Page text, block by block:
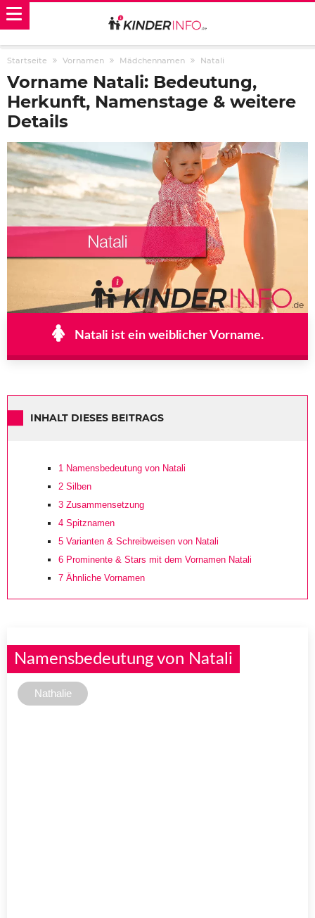
Startseite Vornamen Mädchennamen Natali
Vorname Natali: Bedeutung,
Herkunft, Namenstage & weitere
Details
Natali ist ein weiblicher Vorname.
INHALT DIESES BEITRAGS
1 Namensbedeutung von Natali
2 Silben
3 Zusammensetzung
4 Spitznamen
5 Varianten & Schreibweisen von Natali
6 Prominente & Stars mit dem Vornamen Natali
7 Ähnliche Vornamen
Namensbedeutung von Natali
Nathalie